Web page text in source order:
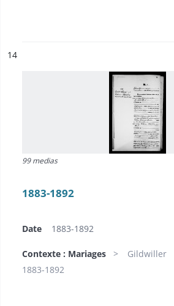
n°
14
99 medias
1883-1892
Date 1883-1892
Contexte : Mariages Gildwiller
1883-1892